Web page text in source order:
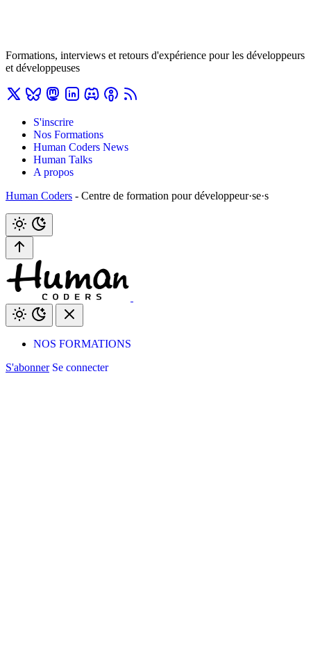
Formations, interviews et retours d'expérience pour les développeurs
et développeuses
S'inscrire
Nos Formations
Human Coders News
Human Talks
A propos
Human Coders - Centre de formation pour développeur·se·s
NOS FORMATIONS
S'abonner Se connecter